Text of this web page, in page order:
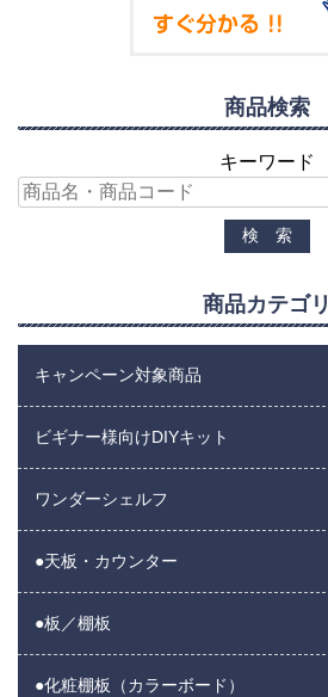
商品検索
キーワード
商品カテゴリ
キャンペーン対象商品
ビギナー様向けDIYキット
ワンダーシェルフ
●天板・カウンター
●板／棚板
●化粧棚板（カラーボード）